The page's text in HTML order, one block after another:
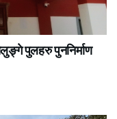
पुलहरु पुननिर्माण